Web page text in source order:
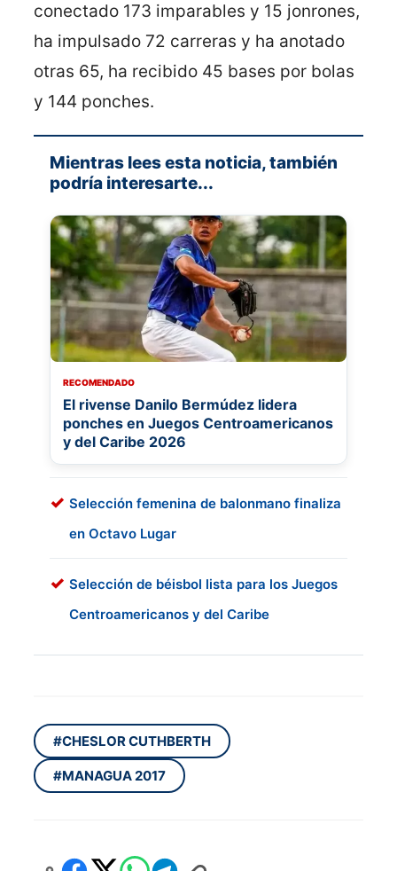
conectado 173 imparables y 15 jonrones,
ha impulsado 72 carreras y ha anotado
otras 65, ha recibido 45 bases por bolas
y 144 ponches.
Mientras lees esta noticia, también
podría interesarte...
RECOMENDADO
El rivense Danilo Bermúdez lidera
ponches en Juegos Centroamericanos
y del Caribe 2026
Selección femenina de balonmano finaliza
en Octavo Lugar
Selección de béisbol lista para los Juegos
Centroamericanos y del Caribe
#CHESLOR CUTHBERTH
#MANAGUA 2017